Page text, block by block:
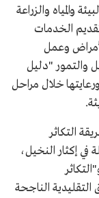
والمياه والزراعة
الخدمات
وعمل
والتمور "دليل
خلال مراحل
التكاثر
إكثار النخيل،
الناجحة